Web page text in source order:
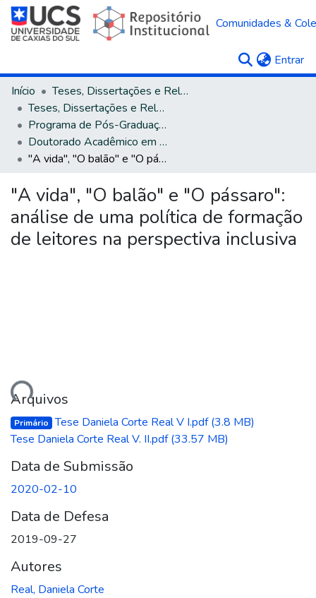
Comunidades &
Entrar
Início
Teses, Dissertações e Relatórios
Teses, Dissertações e Relatórios defendidos na UCS
Programa de Pós-Graduação em Educação
Doutorado Acadêmico em Educação
"A vida", "O balão" e "O pássaro": análise de uma política de formação de leitores na perspectiva inclusiva
"A vida", "O balão" e "O pássaro":
análise de uma política de formação
de leitores na perspectiva inclusiva
Arquivos
Primário Tese Daniela Corte Real V I.pdf(3.8 MB)
Tese Daniela Corte Real V. II.pdf(33.57 MB)
Data de Submissão
2020-02-10
Data de Defesa
2019-09-27
Autores
Real, Daniela Corte